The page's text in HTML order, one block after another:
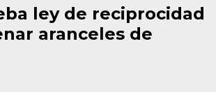
ley de reciprocidad
aranceles de